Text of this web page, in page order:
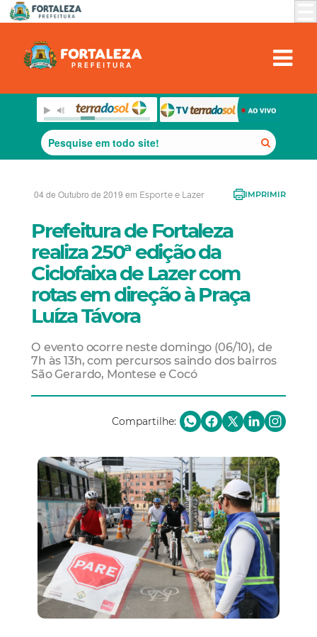
04 de Outubro de 2019 em Esporte e Lazer IMPRIMIR
Prefeitura de Fortaleza
realiza 250ª edição da
Ciclofaixa de Lazer com
rotas em direção à Praça
Luíza Távora
O evento ocorre neste domingo (06/10), de
7h às 13h, com percursos saindo dos bairros
São Gerardo, Montese e Cocó
Compartilhe: